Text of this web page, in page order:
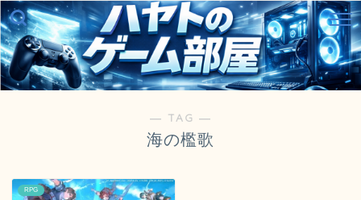
― TAG ―
海の檻歌
RPG